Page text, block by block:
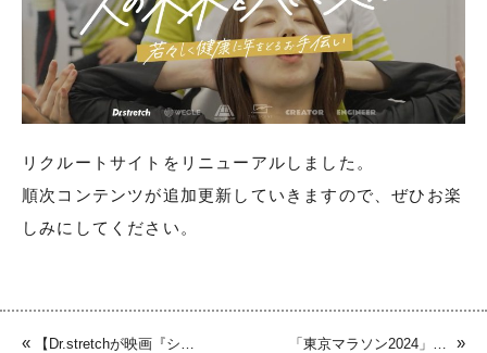
リクルートサイトをリニューアルしました。
順次コンテンツが追加更新していきますので、ぜひお楽
しみにしてください。
« 【Dr.stretchが映画『シャイロックの子供たち』とタイアップしました】 「東京マラソン2024」に協働するドナルド・マクドナルド・ハウスのチャリティランナー向けにストレッチを提供しました。 »